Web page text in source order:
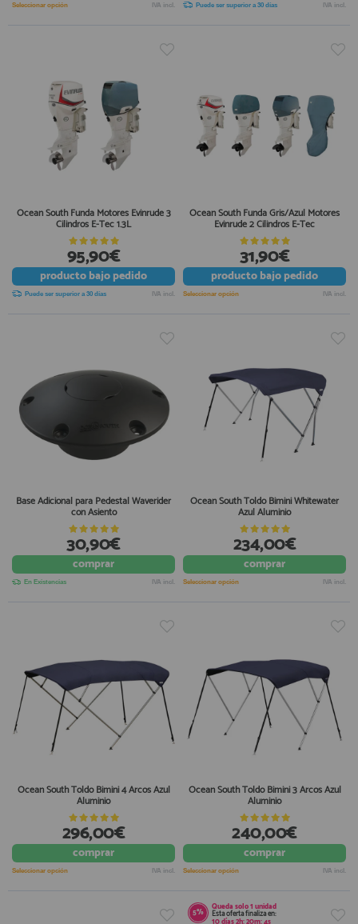
Seleccionar opción IVA incl. Puede ser superior a 30 días IVA incl.
Ocean South Funda Motores Evinrude 3
Cilindros E-Tec 1.3L
95,90€
productobajo pedido
Puede ser superior a 30 días IVA incl.
Ocean South Funda Gris/Azul Motores
Evinrude 2 Cilindros E-Tec
31,90€
productobajo pedido
Seleccionar opción IVA incl.
Base Adicional para Pedestal Waverider
con Asiento
30,90€
comprar
En Existencias IVA incl.
Ocean South Toldo Bimini Whitewater
Azul Aluminio
234,00€
comprar
Seleccionar opción IVA incl.
Ocean South Toldo Bimini 4 Arcos Azul
Aluminio
296,00€
comprar
Seleccionar opción IVA incl.
Ocean South Toldo Bimini 3 Arcos Azul
Aluminio
240,00€
comprar
Seleccionar opción IVA incl.
5% Queda solo1 unidad
Esta oferta finaliza en: